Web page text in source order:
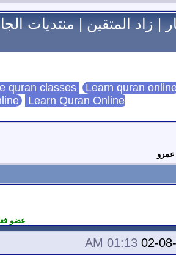
|زاد المتقين|منتديات
Learn quran
Learn Quran Online
عمرو
عضو
01:13 AM